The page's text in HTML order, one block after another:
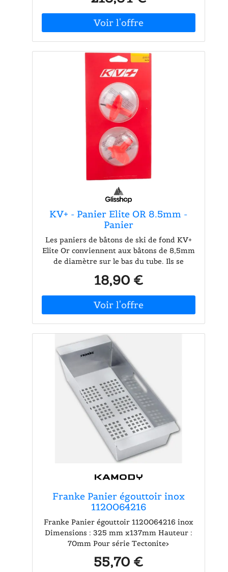
proposons également des accessoires
assortis tels que le porte-serviettes ,
l'anneau porte-serviettes, le crochet
peignoir, le porte-papier toilette et le set
brosse WC. GROHE Start Cube - des
accessoires design élégants pour plus de
style et de confort dans la salle de bain.
KV+ - Panier Elite OR 8.5mm -
Panier
Les paniers de bâtons de ski de fond KV+
Elite Or conviennent aux bâtons de 8,5mm
de diamètre sur le bas du tube. Ils se
18,90 €
Franke Panier égouttoir inox
1120064216
Franke Panier égouttoir 1120064216 inox
Dimensions : 325 mm x137mm Hauteur :
70mm Pour série Tectonite>
55,70 €